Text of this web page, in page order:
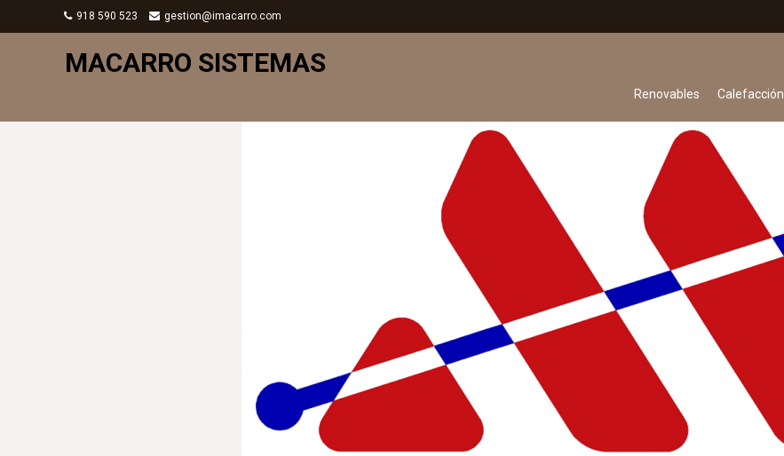
918 590 523 gestion@imacarro.com
MACARRO SISTEMAS
Renovables Calefacción